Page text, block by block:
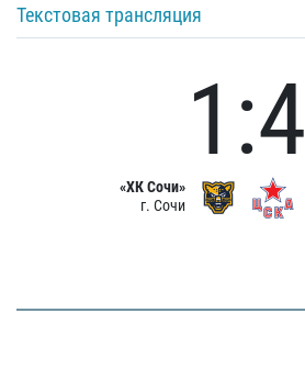
Текстовая трансляция
«ХК Сочи»
г. Сочи
1:4